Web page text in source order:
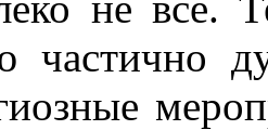
частично